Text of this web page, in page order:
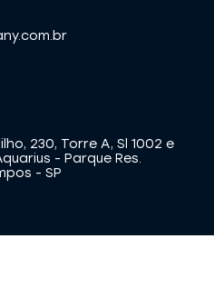
230, Torre A, Sl 1002 e
- Parque Res.
- SP